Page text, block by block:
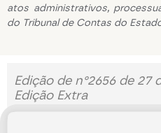
atos administrativos,
do Tribunal de Contas do
Edição de n°2656 de 27
Edição Extra